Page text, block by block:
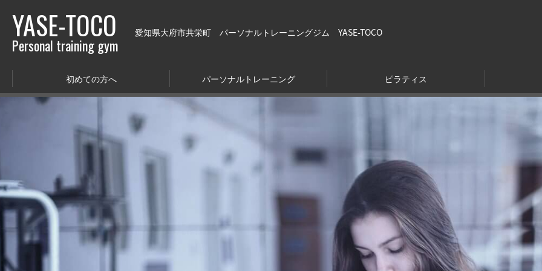
YASE-TOCO
Personal training gym
愛知県大府市共栄町 パーソナルトレーニングジム YASE-TOCO
初めての方へ パーソナルトレーニング ピラティス